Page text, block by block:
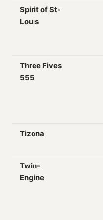
Spirit of St-
Louis
Three Fives
555
Tizona
Twin-
Engine